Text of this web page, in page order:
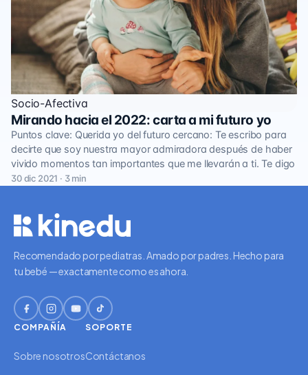
Socio-Afectiva
Mirando hacia el 2022: carta a mi futuro yo
Puntos clave: Querida yo del futuro cercano: Te escribo para
decirte que soy nuestra mayor admiradora después de haber
vivido momentos tan importantes que me llevarán a ti. Te digo
30 dic 2021 · 3 min
Recomendado por pediatras. Amado por padres. Hecho para
tu bebé — exactamente como es ahora.
COMPAÑÍA
Sobre nosotros
SOPORTE
Contáctanos